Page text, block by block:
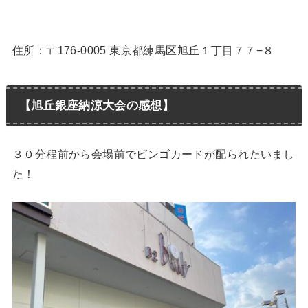
住所：〒176-0005 東京都練馬区旭丘１丁目７７−８
【旭丘銀座納涼大会の感想】
３０分程前から会場前でビンゴカードが配られたいまし
た！